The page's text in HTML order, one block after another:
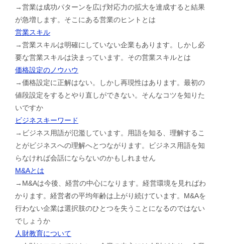
→営業は成功パターンを広げ対応力の拡大を達成すると結果
が急増します。そこにある営業のヒントとは
営業スキル
→営業スキルは明確にしていない企業もあります。しかし必
要な営業スキルは決まっています。その営業スキルとは
価格設定のノウハウ
→価格設定に正解はない。しかし再現性はあります。最初の
値段設定をするとやり直しができない。そんなコツを知りた
いですか
ビジネスキーワード
→ビジネス用語が氾濫しています。用語を知る、理解するこ
とがビジネスへの理解へとつながります。ビジネス用語を知
らなければ会話にならないのかもしれません
M&Aとは
→M&Aは今後、経営の中心になります。経営環境を見ればわ
かります。経営者の平均年齢は上がり続けています。M&Aを
行わない企業は選択肢のひとつを失うことになるのではない
でしょうか
人財教育について